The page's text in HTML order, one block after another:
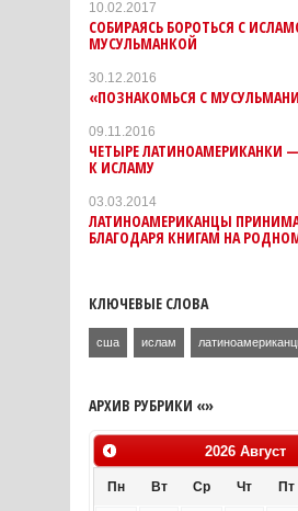
10.02.2017
СОБИРАЯСЬ БОРОТЬСЯ С
МУСУЛЬМАНКОЙ
30.12.2016
«ПОЗНАКОМЬСЯ С
09.11.2016
ЧЕТЫРЕ ЛАТИНОАМЕРИКАНКИ
К ИСЛАМУ
03.03.2014
ЛАТИНОАМЕРИКАНЦЫ
БЛАГОДАРЯ КНИГАМ НА
КЛЮЧЕВЫЕ СЛОВА
сша ислам
АРХИВ РУБРИКИ «»
2026 Август
Пн Вт Ср Чт Пт